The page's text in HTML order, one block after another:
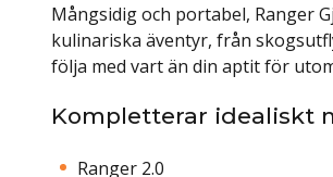
Mångsidig och portabel, Ranger
kulinariska äventyr, från
följa med vart än din aptit för
Kompletterar idealiskt
Ranger 2.0